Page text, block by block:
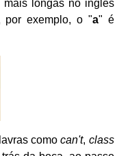
mais longas no inglês
por exemplo, o "a" é
comocan't, class